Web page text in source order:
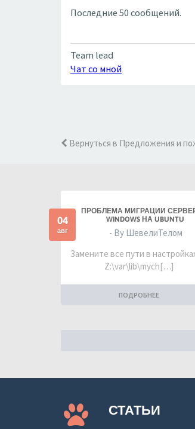
Последние 50 сообщений.
Team lead
Чат со мной
Вернуться в Предложения и
04
авг
ПРОБЛЕМА МИГРАЦИИ
WINDOWS НА UBUNTU
- By ШевелиТелом
Замените все пути в
Z:\var\lib\mych[…]
ПОДРОБНЕЕ
СТАТЬИ